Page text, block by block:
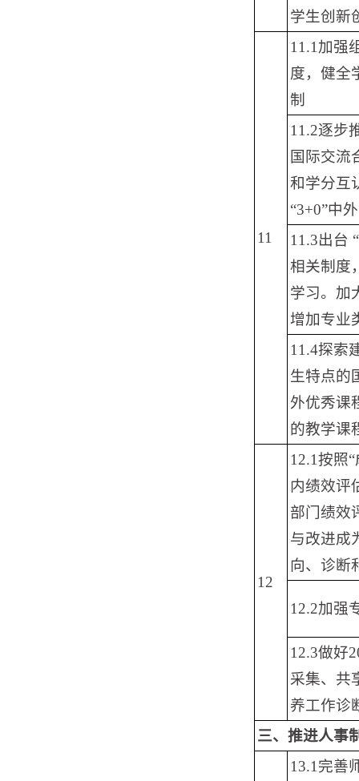
学生创新
11
11.1加强
度，健全
制
11.2逐步
国际交流
和学分互
“3+0”中
11.3出台
相关制度
学习。加
增加专业
11.4探索
生特点的
外优秀课
的教学课
12
12.1按照
内绩效评
部门绩效
与改进成
向、诊断
12.2加强
12.3做好
采集、共
养工作诊
三、推进人事
13.1完善